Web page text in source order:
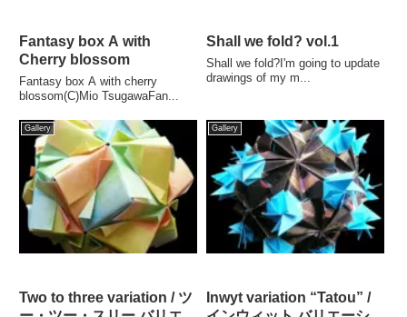
Fantasy box A with
Cherry blossom
Fantasy box A with cherry
blossom(C)Mio TsugawaFan...
Shall we fold? vol.1
Shall we fold?I'm going to update
drawings of my m...
Gallery
Two to three variation / ツ
Gallery
Inwyt variation “Tatou” /